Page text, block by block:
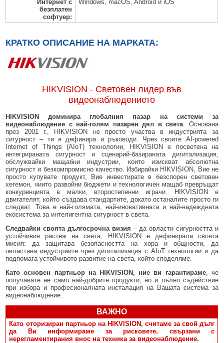
Интернет с
безплатен
софтуер:
Windows, macOS, Android и iOS
КРАТКО ОПИСАНИЕ НА МАРКАТА:
HIKVISION - Световен лидер във
видеонаблюдението
HIKVISION доминира глобалния пазар на системи за
видеонаблюдение с най-голям пазарен дял в света . Основана
през 2001 г., HIKVISION не просто участва в индустрията за
сигурност – тя я дефинира и ръководи. Чрез своите AI-powered
Internet of Things (AIoT) технологии, HIKVISION е посветена на
интегрираната сигурност и сценарий-базираната дигитализация,
обслужвайки мащабни индустрии, които изискват абсолютна
сигурност и безкомпромисно качество. Избирайки HIKVISION, Вие не
просто купувате продукт, Вие инвестирате в безспорен световен
хегемон, чиито развойни бюджети и технологичен мащаб превръщат
конкуренцията в малки, второстепенни играчи. HIKVISION е
двигателят, който създава стандартите, докато останалите просто ги
следват. Това е най-голямата, най-иновативната и най-надеждната
екосистема за интелигентна сигурност в света.
Следвайки своята дългосрочна визия – да овласти сигурността и
устойчивия растеж на света, HIKVISION е дефинирала своята
мисия: да защитава безопасността на хора и общности, да
овластява индустриите чрез дигитализация с AIoT технологии и да
подпомага устойчивото развитие на света, който споделяме.
Като основен партньор на HIKVISION, ние ви гарантираме, че
получавате не само най-добрите продукти, но и пълно съдействие
при избора и професионалната инсталация на Вашата система за
видеонаблюдение.
ВАЖНО
Като оторизиран партньор на HIKVISION, считаме за свой дълг
да Ви информираме за рисковете, свързани с
нерегламентирания внос на техника за видеонаблюдение.